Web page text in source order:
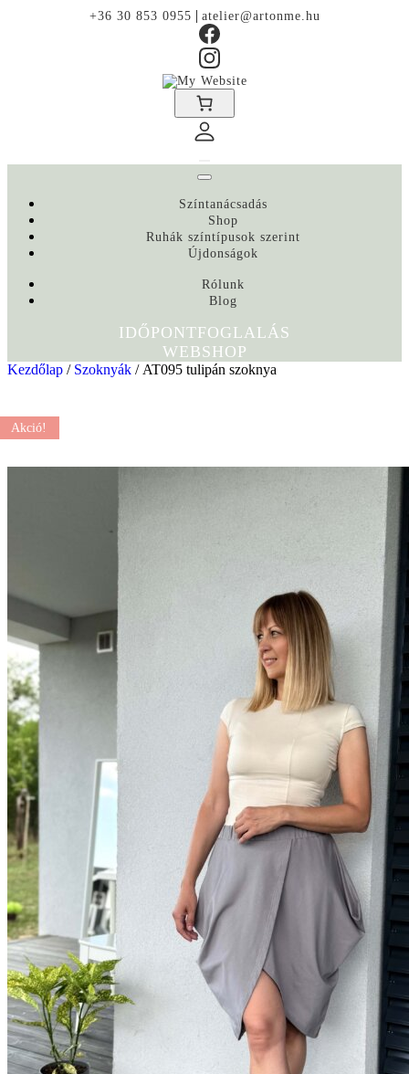
+36 30 853 0955 | atelier@artonme.hu
Színtanácsadás
Shop
Ruhák színtípusok szerint
Újdonságok
Rólunk
Blog
IDŐPONTFOGLALÁS
WEBSHOP
Kezdőlap / Szoknyák / AT095 tulipán szoknya
Akció!